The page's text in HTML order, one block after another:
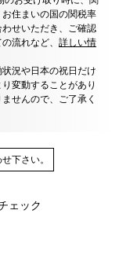
住まいの国の関税率
せいただき、ご確認
流れなど、 詳しい情
況や日本の祝日だけ
変動することがあり
せんので、ご了承く
下さい。
ェック